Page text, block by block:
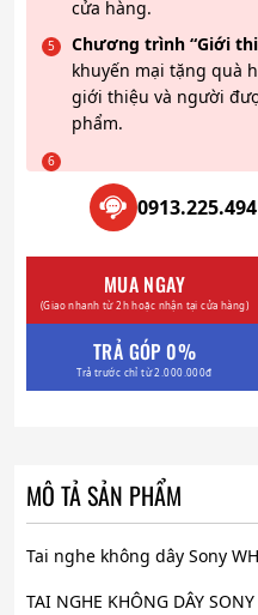
cửa hàng.
Chương trình “Giới
khuyến mại tặng quà
giới thiệu và người
phẩm.
0913.225.494
MUA NGAY
(Giao nhanh từ 2h hoặc nhận tại cửa hàng)
TRẢ GÓP 0%
Trả trước chỉ từ 2.000.000đ
MÔ TẢ SẢN PHẨM
Tai nghe không dây Sony
TAI NGHE KHÔNG DÂY